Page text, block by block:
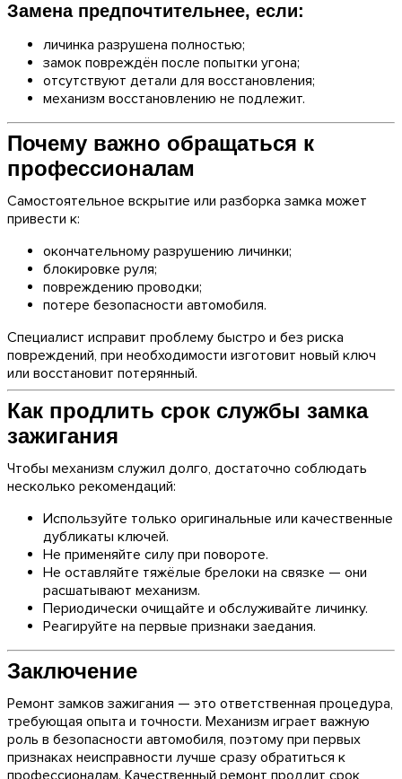
Замена предпочтительнее, если:
личинка разрушена полностью;
замок повреждён после попытки угона;
отсутствуют детали для восстановления;
механизм восстановлению не подлежит.
Почему важно обращаться к
профессионалам
Самостоятельное вскрытие или разборка замка может
привести к:
окончательному разрушению личинки;
блокировке руля;
повреждению проводки;
потере безопасности автомобиля.
Специалист исправит проблему быстро и без риска
повреждений, при необходимости изготовит новый ключ
или восстановит потерянный.
Как продлить срок службы замка
зажигания
Чтобы механизм служил долго, достаточно соблюдать
несколько рекомендаций:
Используйте только оригинальные или качественные
дубликаты ключей.
Не применяйте силу при повороте.
Не оставляйте тяжёлые брелоки на связке — они
расшатывают механизм.
Периодически очищайте и обслуживайте личинку.
Реагируйте на первые признаки заедания.
Заключение
Ремонт замков зажигания — это ответственная процедура,
требующая опыта и точности. Механизм играет важную
роль в безопасности автомобиля, поэтому при первых
признаках неисправности лучше сразу обратиться к
профессионалам. Качественный ремонт продлит срок